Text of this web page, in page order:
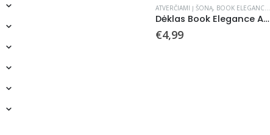
ATVERČIAMI Į ŠONĄ, BOOK ELEGANCE
Dėklas Book Elegance Apple iPhone 6/6S tamsiai raudonas
€4,99